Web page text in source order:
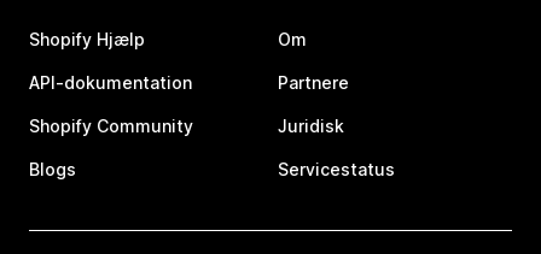
Shopify Hjælp
API-dokumentation
Shopify Community
Blogs
Om
Partnere
Juridisk
Servicestatus